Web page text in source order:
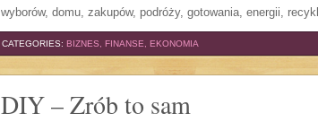
wyborów, domu, zakupów, podróży, gotowania, energii,
CATEGORIES: BIZNES, FINANSE, EKONOMIA
DIY – Zrób to sam